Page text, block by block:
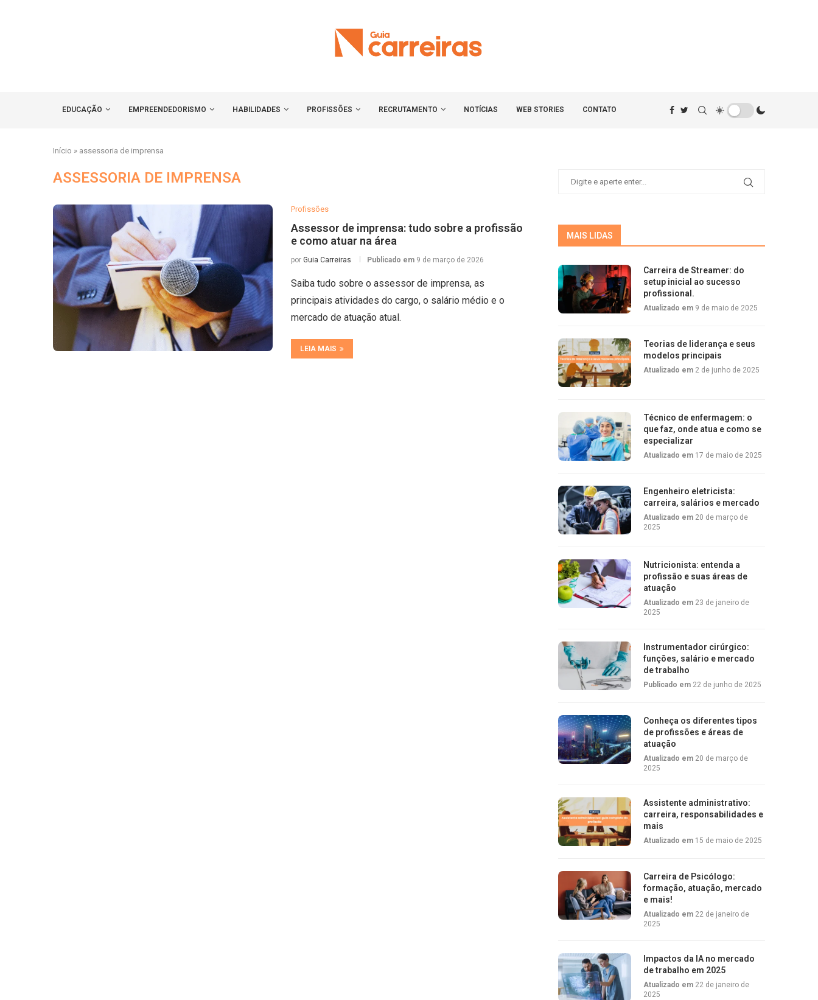
EDUCAÇÃO EMPREENDEDORISMO HABILIDADES PROFISSÕES RECRUTAMENTO NOTÍCIAS WEB STORIES CONTATO
Início » assessoria de imprensa
ASSESSORIA DE IMPRENSA
Profissões
Assessor de imprensa: tudo sobre a profissão
e como atuar na área
por Guia Carreiras Publicado em 9 de março de 2026
Saiba tudo sobre o assessor de imprensa, as
principais atividades do cargo, o salário médio e o
mercado de atuação atual.
LEIA MAIS
MAIS LIDAS
Carreira de Streamer: do
setup inicial ao sucesso
profissional.
Atualizado em 9 de maio de 2025
Teorias de liderança e seus
modelos principais
Atualizado em 2 de junho de 2025
Técnico de enfermagem: o
que faz, onde atua e como se
especializar
Atualizado em 17 de maio de 2025
Engenheiro eletricista:
carreira, salários e mercado
Atualizado em 20 de março de
2025
Nutricionista: entenda a
profissão e suas áreas de
atuação
Atualizado em 23 de janeiro de
2025
Instrumentador cirúrgico:
funções, salário e mercado
de trabalho
Publicado em 22 de junho de 2025
Conheça os diferentes tipos
de profissões e áreas de
atuação
Atualizado em 20 de março de
2025
Assistente administrativo:
carreira, responsabilidades e
mais
Atualizado em 15 de maio de 2025
Carreira de Psicólogo:
formação, atuação, mercado
e mais!
Atualizado em 22 de janeiro de
2025
Impactos da IA no mercado
de trabalho em 2025
Atualizado em 22 de janeiro de
2025